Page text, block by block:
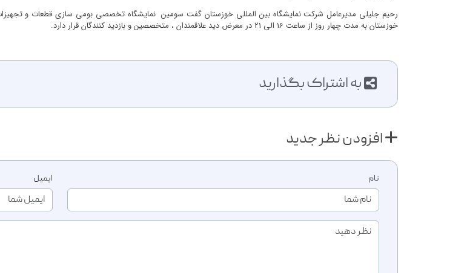
خوزستان به مدت چهار روز از ساعت 16 الی 21 در معرض دید علاقمندان ، متخصصین و بازدید کنندگان قرار دارد.
به اشتراک بگذارید
افزودن نظر جدید
نام ایمیل